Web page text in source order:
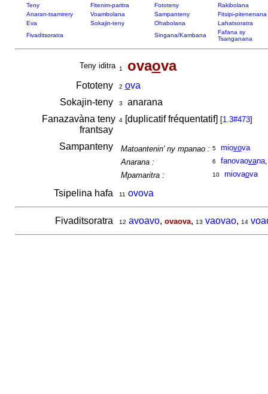
Teny Fitenim-paritra Fototeny
Rakibolana
Anaran-tsamirery
Voambolana Sampanteny
Fitsipi-pitenenana
Eva
Sokajin-teny Ohabolana
Lahatsoratra
Fivaditsoratra
Singana/Kambana
Fafana sy
Tsanganana
Teny iditra 1 ovaova
Fototeny 2 ova
Sokajin-teny
3
anarana
Fanazavàna teny
frantsay
4[duplicatif fréquentatif] [1.3#473]
Sampanteny Matoantenin' ny mpanao : 5 miovova
Anarana :
6 fanovaovana
Mpamaritra :
10 miovaova
Tsipelina hafa 11 ovova
Fivaditsoratra 12 avoavo, ovaova, 13 vaovao, 14